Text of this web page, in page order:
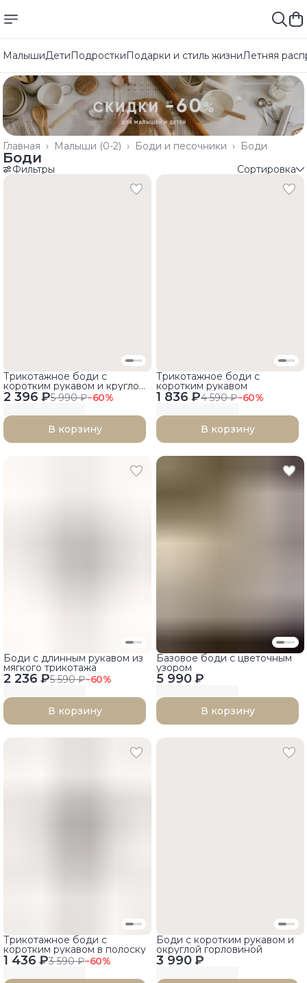
МалышиДетиПодросткиПодарки и стиль жизниЛетняя
Боди
Боди и песочники ›
Малыши (0-2) ›
Главная ›
Боди
Фильтры Сортировка
2 396 ₽5 990 ₽−60%
Трикотажное боди с
коротким рукавом и круглой
горловиной
В корзину
1 836 ₽4 590 ₽−60%
Трикотажное боди с
коротким рукавом
В корзину
2 236 ₽5 590 ₽−60%
Боди с длинным рукавом из
мягкого трикотажа
В корзину
5 990 ₽
Базовое боди с цветочным
узором
В корзину
1 436 ₽3 590 ₽−60%
Трикотажное боди с
коротким рукавом в полоску
3 990 ₽
Боди с коротким рукавом и
округлой горловиной